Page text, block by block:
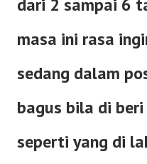
dari 2 sampai 6
masa ini rasa
sedang dalam
bagus bila di
seperti yang di